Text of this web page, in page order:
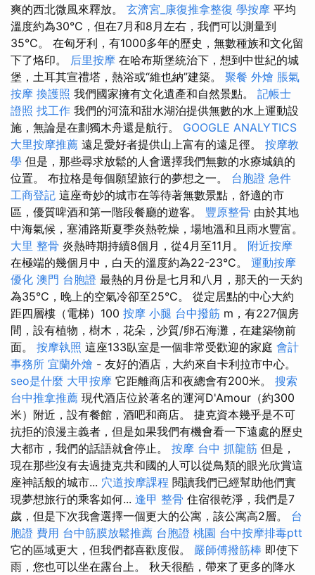
爽的西北微風來釋放。 玄濟宮_康復推拿整復 學按摩 平均
溫度約為30°C，但在7月和8月左右，我們可以測量到
35°C。 在匈牙利，有1000多年的歷史，無數種族和文化留
下了烙印。 后里按摩 在哈布斯堡統治下，想到中世紀的城
堡，土耳其宣禮塔，熱浴或“維也納”建築。 聚餐 外燴 脹氣
按摩 換護照 我們國家擁有文化遺產和自然景點。 記帳士
證照 找工作 我們的河流和甜水湖泊提供無數的水上運動設
施，無論是在劃獨木舟還是航行。 GOOGLE ANALYTICS
大里按摩推薦 遠足愛好者提供山上富有的遠足徑。 按摩教
學 但是，那些尋求放鬆的人會選擇我們無數的水療城鎮的
位置。 布拉格是每個願望旅行的夢想之一。 台胞證 急件
工商登記 這座奇妙的城市在等待著無數景點，舒適的市
區，優質啤酒和第一階段餐廳的遊客。 豐原整骨 由於其地
中海氣候，塞浦路斯夏季炎熱乾燥，場地溫和且雨水豐富。
大里 整骨 炎熱時期持續8個月，從4月至11月。 附近按摩
在極端的幾個月中，白天的溫度約為22-23°C。 運動按摩
優化 澳門 台胞證 最熱的月份是七月和八月，那天的一天約
為35°C，晚上的空氣冷卻至25°C。 從定居點的中心大約
距四層樓（電梯）100 按摩 小腿 台中撥筋 m，有227個房
間，設有植物，樹木，花朵，沙質/卵石海灘，在建築物前
面。 按摩執照 這座133臥室是一個非常受歡迎的家庭 會計
事務所 宜蘭外燴 - 友好的酒店，大約來自卡利拉市中心。
seo是什麼 大甲按摩 它距離商店和夜總會有200米。 搜索
台中推拿推薦 現代酒店位於著名的運河D'Amour（約300
米）附近，設有餐館，酒吧和商店。 捷克資本幾乎是不可
抗拒的浪漫主義者，但是如果我們有機會看一下遠處的歷史
大都市，我們的話語就會停止。 按摩 台中 抓龍筋 但是，
現在那些沒有去過捷克共和國的人可以從鳥類的眼光欣賞這
座神話般的城市... 穴道按摩課程 閱讀我們已經幫助他們實
現夢想旅行的乘客如何... 逢甲 整骨 住宿很乾淨，我們是7
歲，但是下次我會選擇一個更大的公寓，該公寓高2層。 台
胞證 費用 台中筋膜放鬆推薦 台胞證 桃園 台中按摩排毒ptt
它的區域更大，但我們都喜歡度假。 嚴師傅撥筋棒 即使下
雨，您也可以坐在露台上。 秋天很酷，帶來了更多的降水